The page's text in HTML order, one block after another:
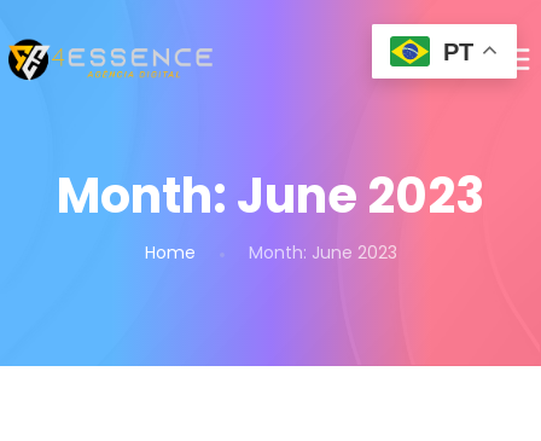
Month:June 2023
Home Month: June 2023
PT